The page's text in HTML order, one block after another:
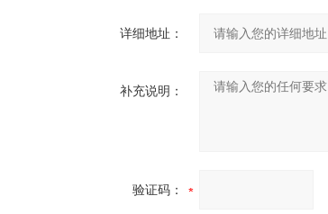
详细地址：
补充说明：
验证码：